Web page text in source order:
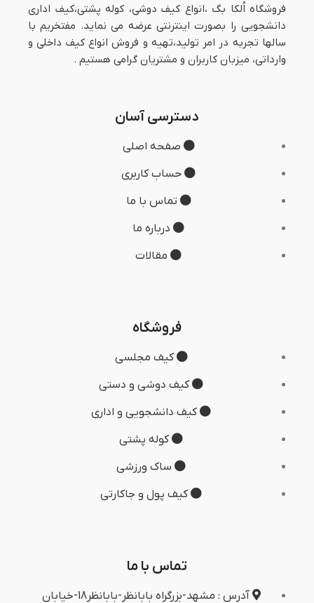
فروشگاه اُلکا بگ ،انواع کیف دوشی، کوله پشتی،کیف اداری
دانشجویی را بصورت اینترنتی عرضه می نماید. مفتخریم با
سالها تجربه در امر تولید،تهیه و فروش انواع کیف داخلی و
وارداتی، میزبان کاربران و مشتریان گرامی هستیم .
دسترسی آسان
صفحه اصلی
حساب کاربری
تماس با ما
درباره ما
مقالات
فروشگاه
کیف مجلسی
کیف دوشی و دستی
کیف دانشجویی و اداری
کوله پشتی
ساک ورزشی
کیف پول و جاکارتی
تماس با ما
آدرس : مشهد-بزرگراه بابانظر-بابانظر18-خیابان